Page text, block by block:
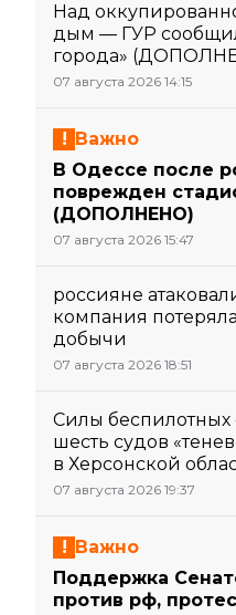
Над
дым — ГУР
города»
07 августа 2026 14:15
Важно
В Одессе после
поврежден
(ДОПОЛНЕНО)
07 августа 2026 15:47
россияне
компания
добычи
07 августа 2026 18:51
Силы
шесть судов
в Херсонской
07 августа 2026 19:37
Важно
Поддержка
против рф,